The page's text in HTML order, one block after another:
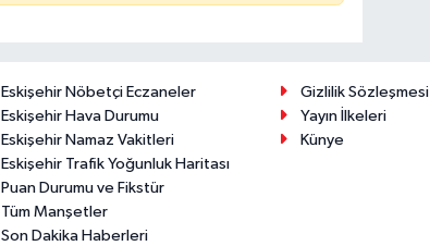
Eskişehir Nöbetçi Eczaneler
Eskişehir Hava Durumu
Eskişehir Namaz Vakitleri
Eskişehir Trafik Yoğunluk Haritası
Puan Durumu ve Fikstür
Tüm Manşetler
Son Dakika Haberleri
Gizlilik Sözleşmesi
Yayın İlkeleri
Künye